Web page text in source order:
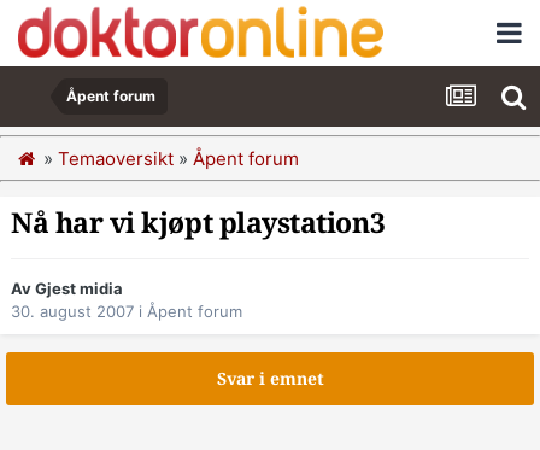
Åpent forum
» Temaoversikt » Åpent forum
Nå har vi kjøpt playstation3
Av Gjest midia
30. august 2007 i Åpent forum
Svar i emnet